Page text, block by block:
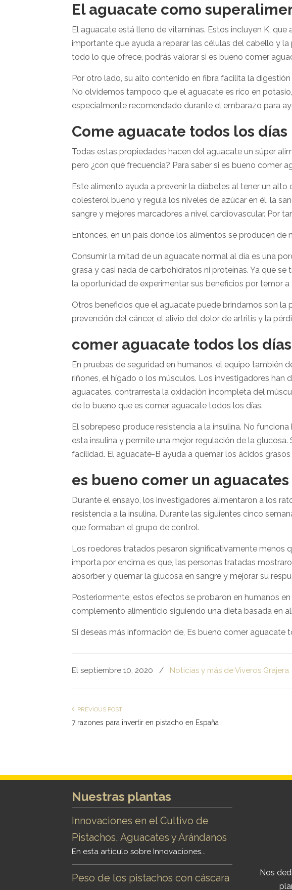
El aguacate como
El aguacate está lleno de vitaminas. Estos incluyen K,
importante que ayuda a reparar las células del cabello y
todo lo que ofrece, podrás valorar si es bueno comer
Por otro lado, su alto contenido en fibra facilita la
No olvidemos tampoco que el aguacate es rico en
especialmente recomendado durante el embarazo para
Come aguacate todos los días
Todas estas propiedades hacen del aguacate un súper
pero ¿con qué frecuencia? Para saber si es bueno comer
Este alimento ayuda a prevenir la diabetes al tener un
colesterol bueno y regula los niveles de azúcar en él. la
sangre y mejores marcadores a nivel cardiovascular. Por
Entonces, en un país donde los alimentos se producen
Consumir la mitad de un aguacate normal al día es una
grasa y casi nada de carbohidratos ni proteínas. Ya que
la oportunidad de experimentar sus beneficios por temor a
Otros beneficios que el aguacate puede brindarnos son
prevención del cáncer, el alivio del dolor de artritis y la
comer aguacate todos los días
En pruebas de seguridad en humanos, el equipo también
riñones, el hígado o los músculos. Los investigadores han
aguacates, contrarresta la oxidación incompleta del
de lo bueno que es comer aguacate todos los días.
El sobrepeso produce resistencia a la insulina. No
esta insulina y permite una mejor regulación de la
facilidad. El aguacate-B ayuda a quemar los ácidos
es bueno comer un
Durante el ensayo, los investigadores alimentaron a los
resistencia a la insulina. Durante las siguientes cinco
que formaban el grupo de control.
Los roedores tratados pesaron significativamente menos
importa por encima es que, las personas tratadas
absorber y quemar la glucosa en sangre y mejorar su
Posteriormente, estos efectos se probaron en humanos
complemento alimenticio siguiendo una dieta basada en
Si deseas más información de, Es bueno comer aguacate
El septiembre 10, 2020 / Noticias y más de Viveros Grajera
PREVIOUS POST
7 razones para invertir en pistacho en España
Nuestras plantas
Innovaciones en el Cultivo de
Pistachos, Aguacates y Arándanos
En esta artículo sobre Innovaciones...
Peso de los pistachos con cáscara
Nos